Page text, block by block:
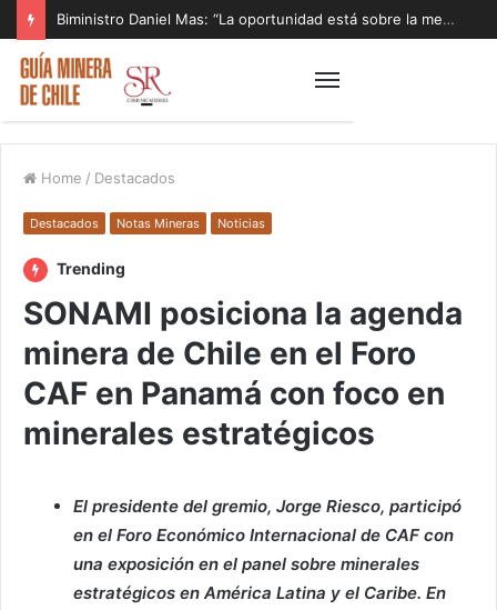
Biministro Daniel Mas: “La oportunidad está sobre la mesa y tenemos que aprovecharla”
Home / Destacados
Destacados Notas Mineras Noticias
Trending
SONAMI posiciona la agenda
minera de Chile en el Foro
CAF en Panamá con foco en
minerales estratégicos
El presidente del gremio, Jorge Riesco, participó
en el Foro Económico Internacional de CAF con
una exposición en el panel sobre minerales
estratégicos en América Latina y el Caribe. En